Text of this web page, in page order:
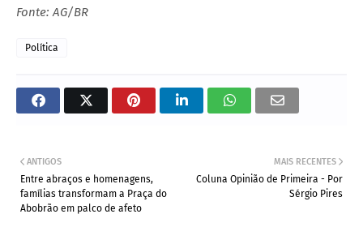
Fonte: AG/BR
Política
MAIS RECENTES
Coluna Opinião de Primeira - Por
Sérgio Pires
ANTIGOS
Entre abraços e homenagens,
famílias transformam a Praça do
Abobrão em palco de afeto